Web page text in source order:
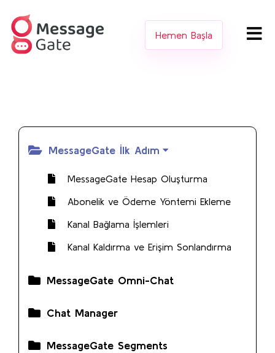
Hemen Başla
MessageGate İlk Adım
MessageGate Hesap Oluşturma
Abonelik ve Ödeme Yöntemi Ekleme
Kanal Bağlama İşlemleri
Kanal Kaldırma ve Erişim Sonlandırma
MessageGate Omni-Chat
Chat Manager
MessageGate Segments